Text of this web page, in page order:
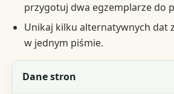
przygotuj dwa egzemplarze do
Unikaj kilku alternatywnych dat
w jednym piśmie.
Element pisma
Dane stron